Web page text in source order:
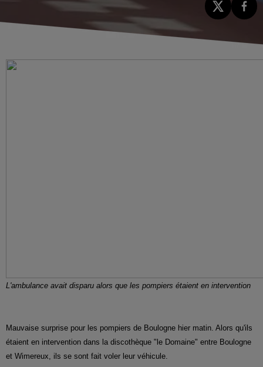
L'ambulance avait disparu alors que les pompiers étaient en intervention
Mauvaise surprise pour les pompiers de Boulogne hier matin. Alors qu'ils
étaient en intervention dans la discothèque "le Domaine" entre Boulogne
et Wimereux, ils se sont fait voler leur véhicule.